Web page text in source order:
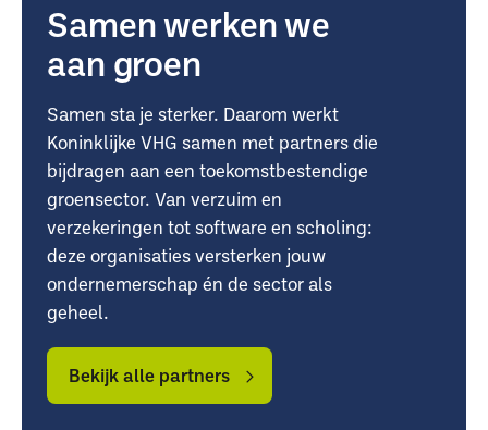
Samen werken we
aan groen
Samen sta je sterker. Daarom werkt
Koninklijke VHG samen met partners die
bijdragen aan een toekomstbestendige
groensector. Van verzuim en
verzekeringen tot software en scholing:
deze organisaties versterken jouw
ondernemerschap én de sector als
geheel.
alle
partners
alle
partners
Bekijk alle partners